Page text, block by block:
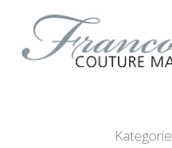
Kategorie